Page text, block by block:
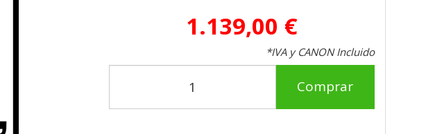
1.139,00 €
*IVA y CANON Incluido
Comprar